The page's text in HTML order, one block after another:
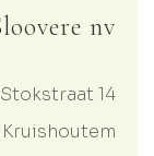
nv
Stokstraat 14
Kruishoutem